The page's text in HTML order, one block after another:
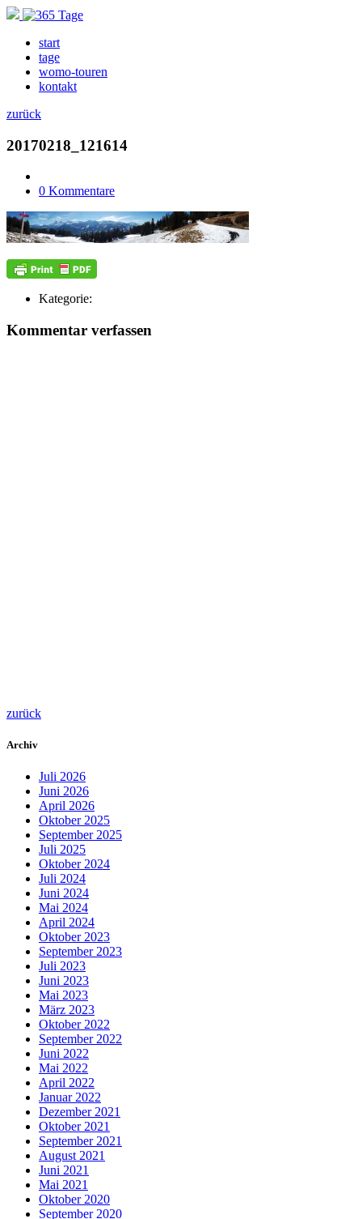
start
tage
womo-touren
kontakt
zurück
20170218_121614
0 Kommentare
Kategorie:
Kommentar verfassen
zurück
Archiv
Juli 2026
Juni 2026
April 2026
Oktober 2025
September 2025
Juli 2025
Oktober 2024
Juli 2024
Juni 2024
Mai 2024
April 2024
Oktober 2023
September 2023
Juli 2023
Juni 2023
Mai 2023
März 2023
Oktober 2022
September 2022
Juni 2022
Mai 2022
April 2022
Januar 2022
Dezember 2021
Oktober 2021
September 2021
August 2021
Juni 2021
Mai 2021
Oktober 2020
September 2020